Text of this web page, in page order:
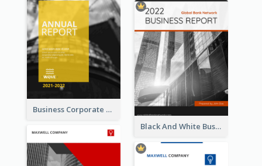
Business Corporate Annual Report
Black And White Business Report